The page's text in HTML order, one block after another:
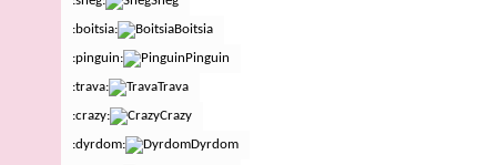
:boitsia:
Boitsia
:pinguin:
Pinguin
:trava:
Trava
:crazy:
Crazy
:dyrdom:
Dyrdom